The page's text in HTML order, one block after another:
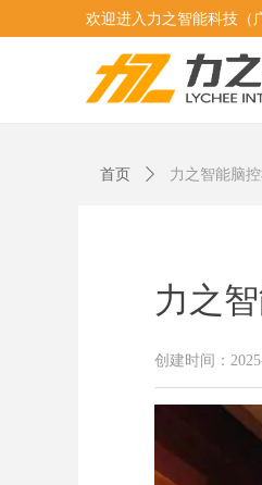
欢迎进入力之智能科技（
力之
创建时间：
首页 ꄲ 力之智能脑